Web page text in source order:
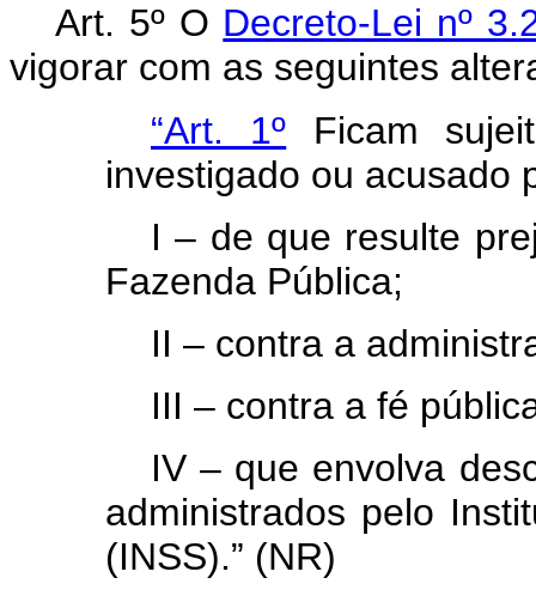
Art. 5º O Decreto-Lei nº
vigorar com as seguintes
“Art. 1º Ficam
investigado ou acusado
I – de que resulte
Fazenda Pública;
II – contra a
III – contra a fé
IV – que envolva
administrados pelo
(INSS).” (NR)